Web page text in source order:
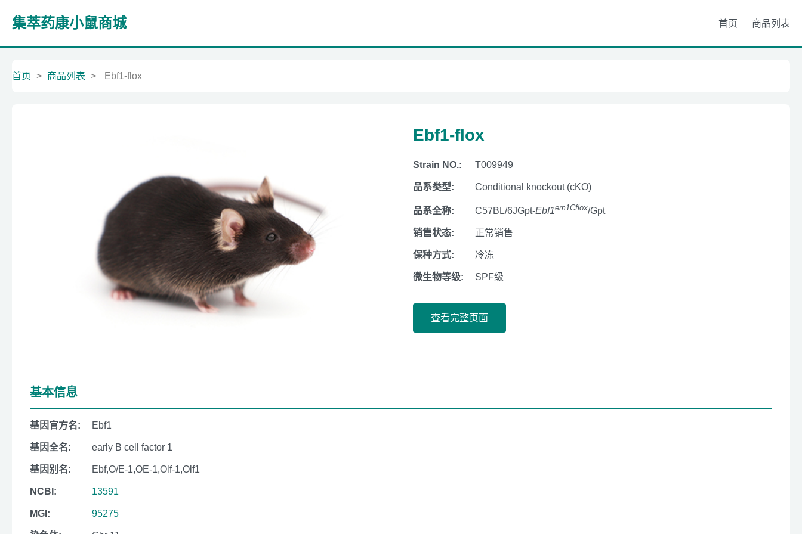
集萃药康小鼠商城 首页 商品列表
首页 > 商品列表 > Ebf1-flox
Ebf1-flox
Strain NO.: T009949
品系类型: Conditional knockout (cKO)
品系全称: C57BL/6JGpt-Ebf1em1Cflox/Gpt
销售状态: 正常销售
保种方式: 冷冻
微生物等级: SPF级
查看完整页面
基本信息
基因官方名: Ebf1
基因全名: early B cell factor 1
基因别名: Ebf,O/E-1,OE-1,Olf-1,Olf1
NCBI: 13591
MGI: 95275